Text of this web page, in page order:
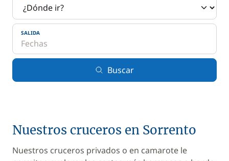
SALIDA
Buscar
Nuestros cruceros en Sorrento
Nuestros cruceros privados o en camarote le